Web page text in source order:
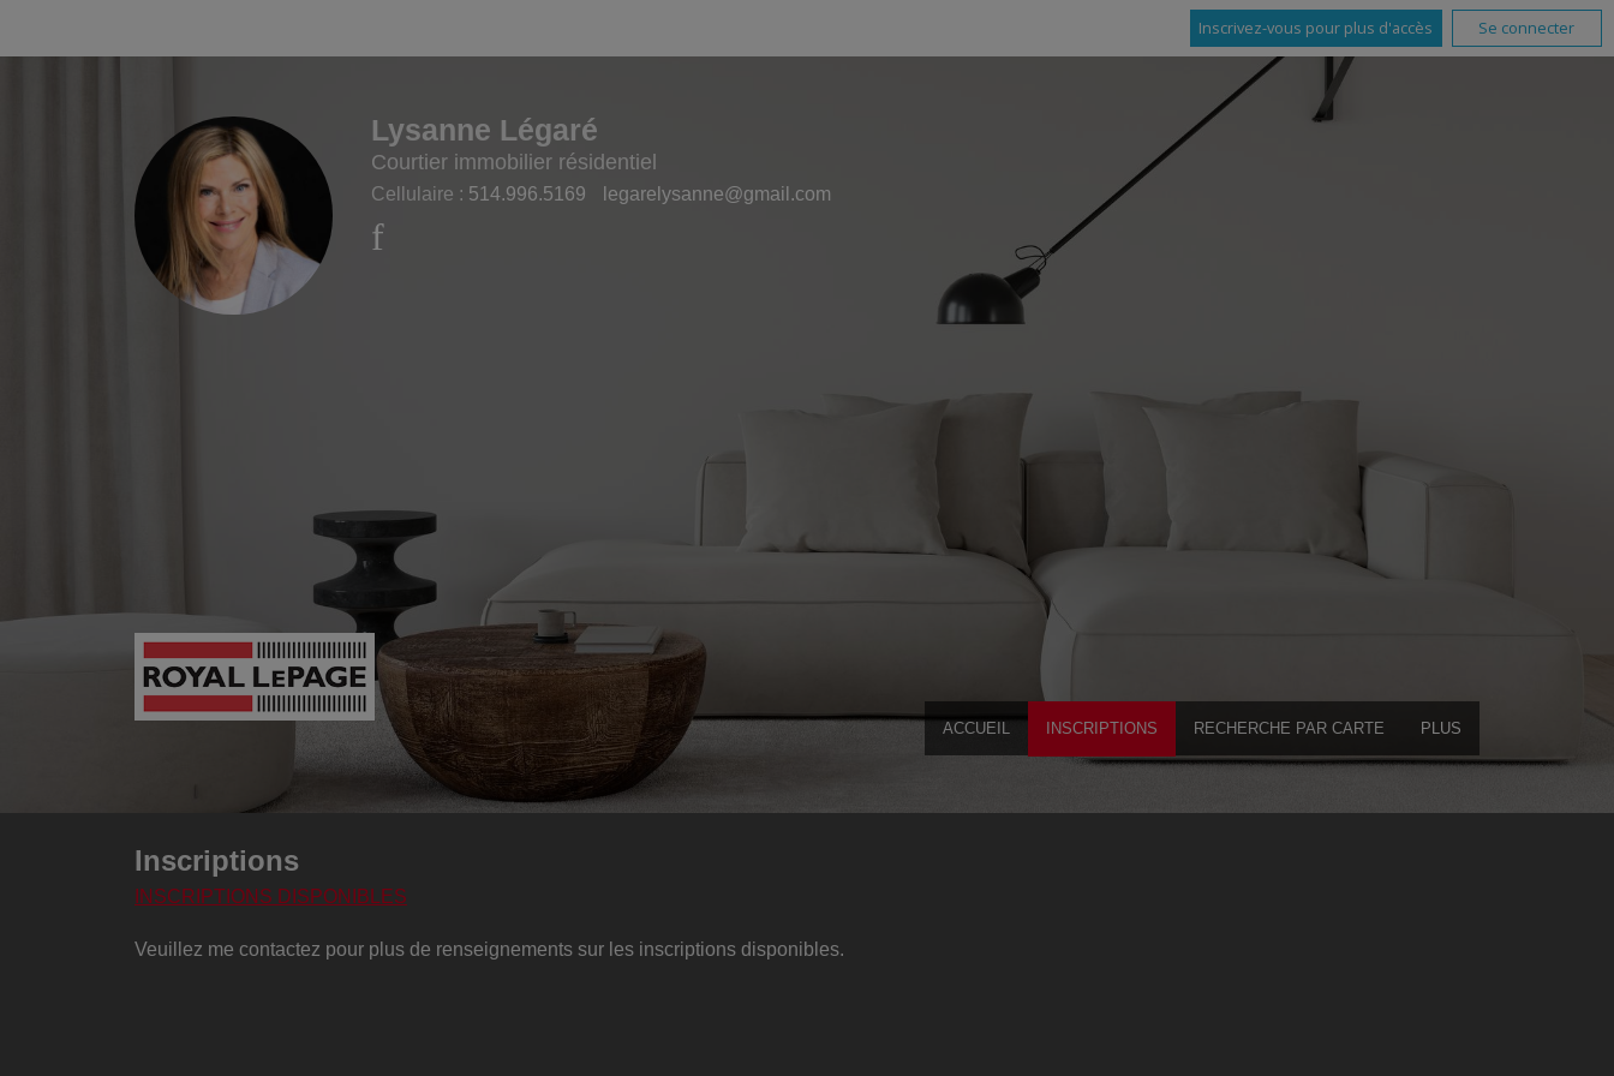
Inscrivez-vous pour plus d'accès Se connecter
Lysanne Légaré
Courtier immobilier résidentiel
Cellulaire : 514.996.5169 legarelysanne@gmail.com
ACCUEIL INSCRIPTIONS RECHERCHE PAR CARTE PLUS
Inscriptions
INSCRIPTIONS DISPONIBLES
Veuillez me contactez pour plus de renseignements sur les inscriptions disponibles.